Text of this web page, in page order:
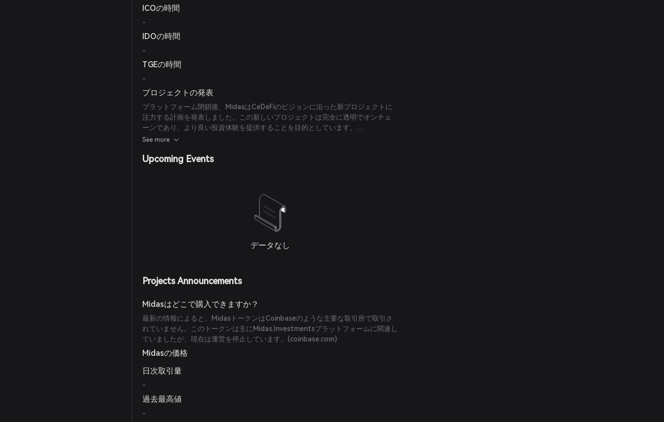
ICOの時間
-
IDOの時間
-
TGEの時間
-
プロジェクトの発表
プラットフォーム閉鎖後、MidasはCeDeFiのビジョンに沿った新プロジェクトに
注力する計画を発表しました。この新しいプロジェクトは完全に透明でオンチェ
ーンであり、より良い投資体験を提供することを目的としています。
(quadrigainitiative.com
See more
Upcoming Events
データなし
Projects Announcements
Midasはどこで購入できますか？
最新の情報によると、MidasトークンはCoinbaseのような主要な取引所で取引さ
れていません。このトークンは主にMidas.Investmentsプラットフォームに関連し
ていましたが、現在は運営を停止しています。(coinbase.com)
Midasの価格
日次取引量
-
過去最高値
-